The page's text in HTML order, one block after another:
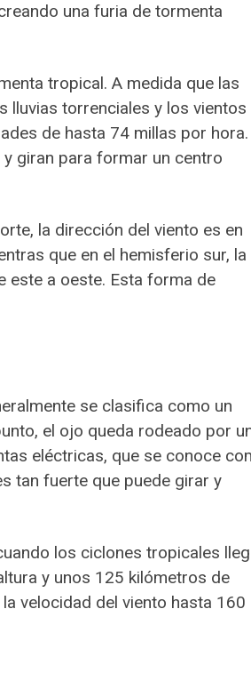
una furia de tormenta
tropical. A medida que las
lluvias torrenciales y los vientos
de hasta 74 millas por
giran para formar un centro
la dirección del viento es en
que en el hemisferio sur, la
este a oeste. Esta forma de
se clasifica como un
el ojo queda rodeado por
eléctricas, que se conoce
tan fuerte que puede girar y
los ciclones tropicales
y unos 125 kilómetros de
velocidad del viento hasta 160